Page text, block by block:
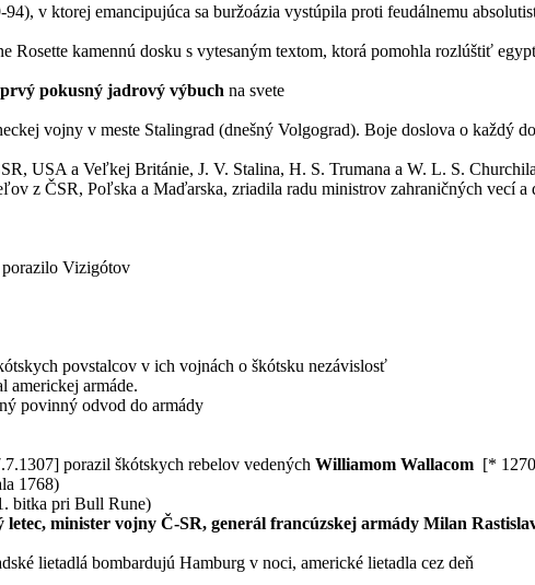
94), v ktorej emancipujúca sa buržoázia vystúpila proti feudálnemu
Rosette kamennú dosku s vytesaným textom, ktorá pomohla rozlúštiť
prvý pokusný jadrový výbuch na svete
vojny v meste Stalingrad (dnešný Volgograd). Boje doslova o každý
USA a Veľkej Británie, J. V. Stalina, H. S. Trumana a W. L. S.
z ČSR, Poľska a Maďarska, zriadila radu ministrov zahraničných vecí
porazilo Vizigótov
povstalcov v ich vojnách o škótsku nezávislosť
americkej armáde.
povinný odvod do armády
porazil škótskych rebelov vedených Williamom Wallacom [*
1768)
bitka pri Bull Rune)
minister vojny Č-SR, generál francúzskej armády Milan
lietadlá bombardujú Hamburg v noci, americké lietadla cez deň